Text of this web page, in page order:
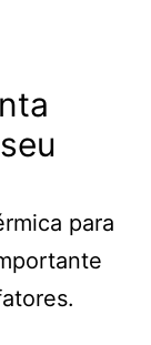
para